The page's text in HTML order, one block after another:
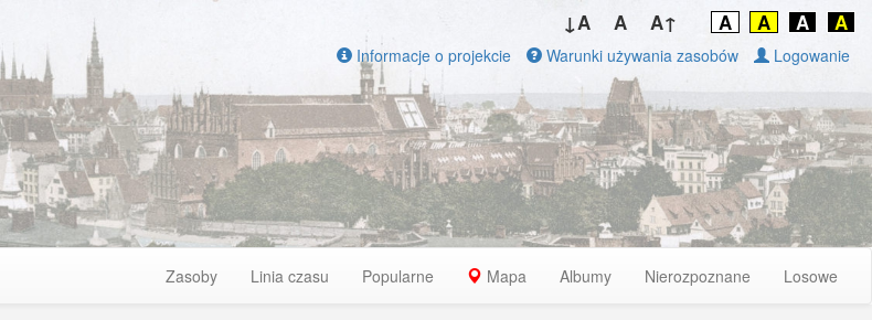
↓A A A↑ A A A A
Informacje o projekcie Warunki używania zasobów Logowanie
Zasoby Linia czasu Popularne Mapa Albumy Nierozpoznane Losowe